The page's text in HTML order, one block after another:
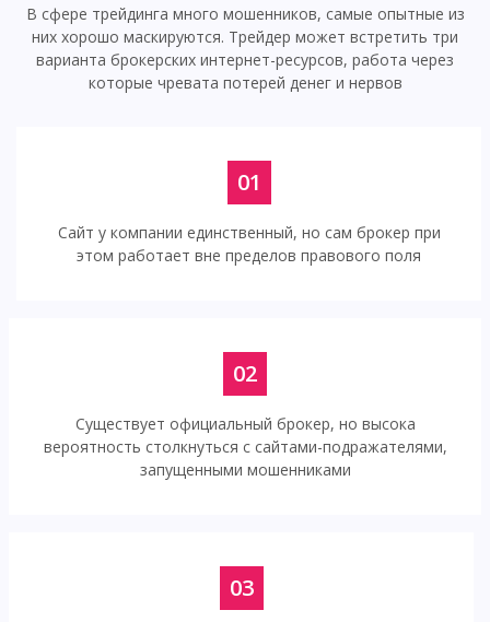
В сфере трейдинга много мошенников, самые опытные из
них хорошо маскируются. Трейдер может встретить три
варианта брокерских интернет-ресурсов, работа через
которые чревата потерей денег и нервов
01
Сайт у компании единственный, но сам брокер при
этом работает вне пределов правового поля
02
Существует официальный брокер, но высока
вероятность столкнуться с сайтами-подражателями,
запущенными мошенниками
03